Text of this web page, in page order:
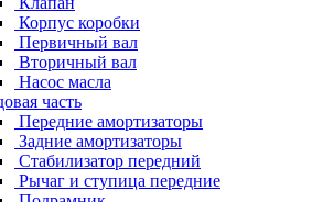
Корпус коробки
Первичный вал
Вторичный вал
Насос масла
часть
Передние амортизаторы
Задние амортизаторы
Стабилизатор передний
Рычаг и ступица передние